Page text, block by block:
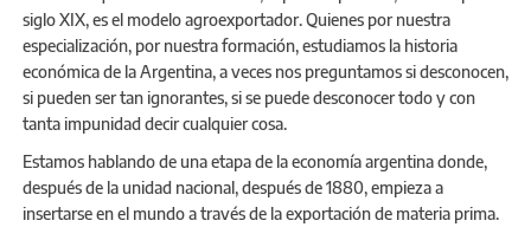
siglo XIX, es el modelo agroexportador. Quienes por nuestra
especialización, por nuestra formación, estudiamos la historia
económica de la Argentina, a veces nos preguntamos si desconocen,
si pueden ser tan ignorantes, si se puede desconocer todo y con
tanta impunidad decir cualquier cosa.
Estamos hablando de una etapa de la economía argentina donde,
después de la unidad nacional, después de 1880, empieza a
insertarse en el mundo a través de la exportación de materia prima.